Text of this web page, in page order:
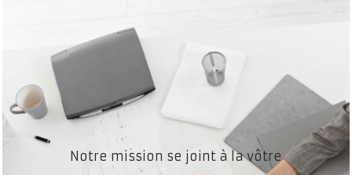
Notre mission se joint à la vôtre